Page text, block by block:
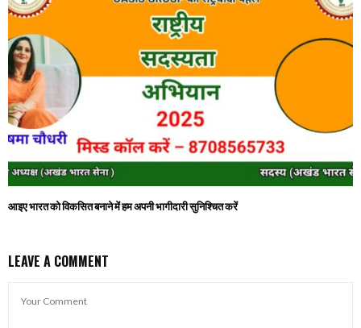
आइए भारत को विकसित बनाने में हम अपनी भागीदारी सुनिश्चित करें
LEAVE A COMMENT